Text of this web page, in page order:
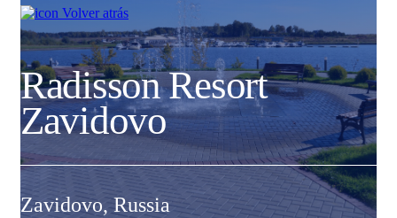
Volver atrás
Radisson Resort
Zavidovo
Zavidovo, Russia